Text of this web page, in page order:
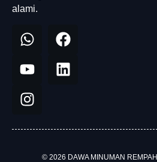
alami.
© 2026 DAWA MINUMAN REMPAH